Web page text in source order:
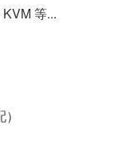
等...